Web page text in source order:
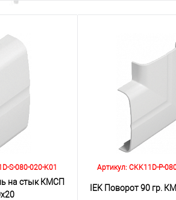
S-080-020-K01
на стык КМСП
Артикул: CKK11D-P-
IEK Поворот 90 гр.